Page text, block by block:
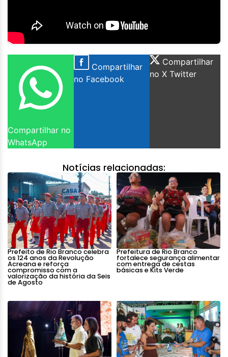
Compartilhar no
WhatsApp
Compartilhar
no Facebook
Compartilhar
no X Twitter
Notícias relacionadas:
Prefeito de Rio Branco celebra
os 124 anos da Revolução
Acreana e reforça
compromisso com a
valorização da história da Seis
de Agosto
Prefeitura de Rio Branco
fortalece segurança alimentar
com entrega de cestas
básicas e Kits Verde